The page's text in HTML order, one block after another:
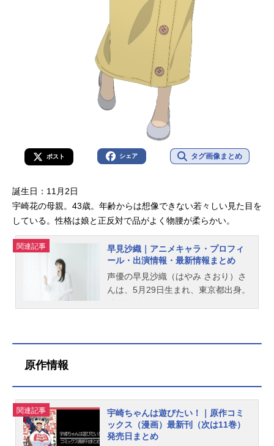
ポスト シェア タグ画像まとめ
誕生日：11月2日
宇崎花の母親。43歳。年齢からは想像できない若々しい見た目を
している。性格は娘と正反対で品がよく物腰が柔らかい。
関連記事
早見沙織｜アニメキャラ・プロフィ
ール・出演情報・最新情報まとめ
声優の早見沙織（はやみ さおり）さ
んは、5月29日生まれ、東京都出身。
クターを多く演じています。こちら
原作情報
関連記事
宇崎ちゃんは遊びたい！｜原作コミ
ックス（漫画）最新刊（次は11巻）
発売日まとめ